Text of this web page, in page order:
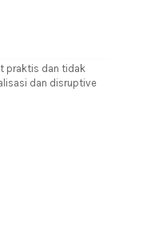
praktis dan tidak
dan disruptive